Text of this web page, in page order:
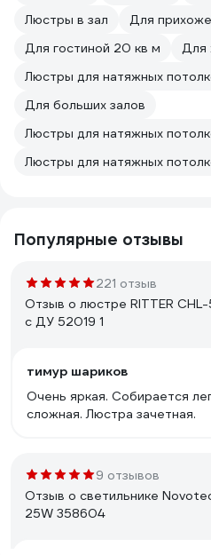
Люстры в зал
Для
Для гостиной 20 кв м
Для
Люстры для натяжных
Для больших залов
Люстры для натяжных
Люстры для натяжных
Популярные отзывы
221 отзыв
Отзыв о люстре RITTER
с ДУ 52019 1
тимур шариков
Очень яркая. Собирается
сложная. Люстра зачетная.
9 отзывов
Отзыв о светильнике
25W 358604